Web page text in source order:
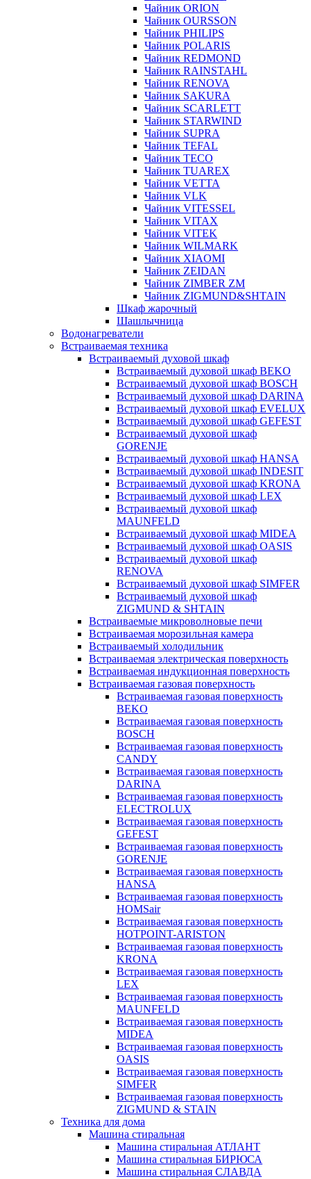
Чайник ORION
Чайник OURSSON
Чайник PHILIPS
Чайник POLARIS
Чайник REDMOND
Чайник RAINSTAHL
Чайник RENOVA
Чайник SAKURA
Чайник SCARLETT
Чайник STARWIND
Чайник SUPRA
Чайник TEFAL
Чайник TECO
Чайник TUAREX
Чайник VETTA
Чайник VLK
Чайник VITESSEL
Чайник VITAX
Чайник VITEK
Чайник WILMARK
Чайник XIAOMI
Чайник ZEIDAN
Чайник ZIMBER ZM
Чайник ZIGMUND&SHTAIN
Шкаф жарочный
Шашлычница
Водонагреватели
Встраиваемая техника
Встраиваемый духовой шкаф
Встраиваемый духовой шкаф BEKO
Встраиваемый духовой шкаф BOSCH
Встраиваемый духовой шкаф DARINA
Встраиваемый духовой шкаф EVELUX
Встраиваемый духовой шкаф GEFEST
Встраиваемый духовой шкаф
GORENJE
Встраиваемый духовой шкаф HANSA
Встраиваемый духовой шкаф INDESIT
Встраиваемый духовой шкаф KRONA
Встраиваемый духовой шкаф LEX
Встраиваемый духовой шкаф
MAUNFELD
Встраиваемый духовой шкаф MIDEA
Встраиваемый духовой шкаф OASIS
Встраиваемый духовой шкаф
RENOVA
Встраиваемый духовой шкаф SIMFER
Встраиваемый духовой шкаф
ZIGMUND & SHTAIN
Встраиваемые микроволновые печи
Встраиваемая морозильная камера
Встраиваемый холодильник
Встраиваемая электрическая поверхность
Встраиваемая индукционная поверхность
Встраиваемая газовая поверхность
Встраиваемая газовая поверхность
BEKO
Встраиваемая газовая поверхность
BOSCH
Встраиваемая газовая поверхность
CANDY
Встраиваемая газовая поверхность
DARINA
Встраиваемая газовая поверхность
ELECTROLUX
Встраиваемая газовая поверхность
GEFEST
Встраиваемая газовая поверхность
GORENJE
Встраиваемая газовая поверхность
HANSA
Встраиваемая газовая поверхность
HOMSair
Встраиваемая газовая поверхность
HOTPOINT-ARISTON
Встраиваемая газовая поверхность
KRONA
Встраиваемая газовая поверхность
LEX
Встраиваемая газовая поверхность
MAUNFELD
Встраиваемая газовая поверхность
MIDEA
Встраиваемая газовая поверхность
OASIS
Встраиваемая газовая поверхность
SIMFER
Встраиваемая газовая поверхность
ZIGMUND & STAIN
Техника для дома
Машина стиральная
Машина стиральная АТЛАНТ
Машина стиральная БИРЮСА
Машина стиральная СЛАВДА